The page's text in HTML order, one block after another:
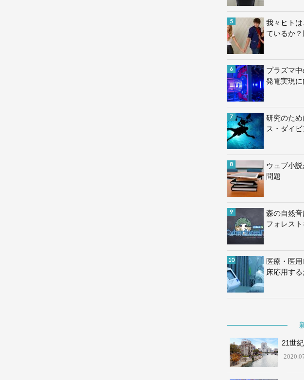
我々ヒト
ているか
プラズマ
発電実現
研究のた
ス・ダイ
ウェブ小
問題
森の自然
フォレス
医療・医
床応用す
21世